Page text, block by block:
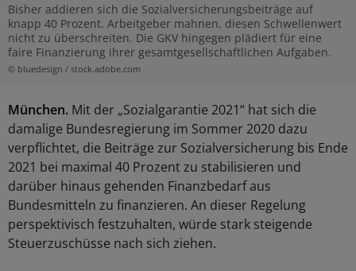
Bisher addieren sich die Sozialversicherungsbeiträge auf
knapp 40 Prozent. Arbeitgeber mahnen, diesen Schwellenwert
nicht zu überschreiten. Die GKV hingegen plädiert für eine
faire Finanzierung ihrer gesamtgesellschaftlichen Aufgaben.
© bluedesign / stock.adobe.com
München. Mit der „Sozialgarantie 2021“ hat sich die
damalige Bundesregierung im Sommer 2020 dazu
verpflichtet, die Beiträge zur Sozialversicherung bis Ende
2021 bei maximal 40 Prozent zu stabilisieren und
darüber hinaus gehenden Finanzbedarf aus
Bundesmitteln zu finanzieren. An dieser Regelung
perspektivisch festzuhalten, würde stark steigende
Steuerzuschüsse nach sich ziehen.